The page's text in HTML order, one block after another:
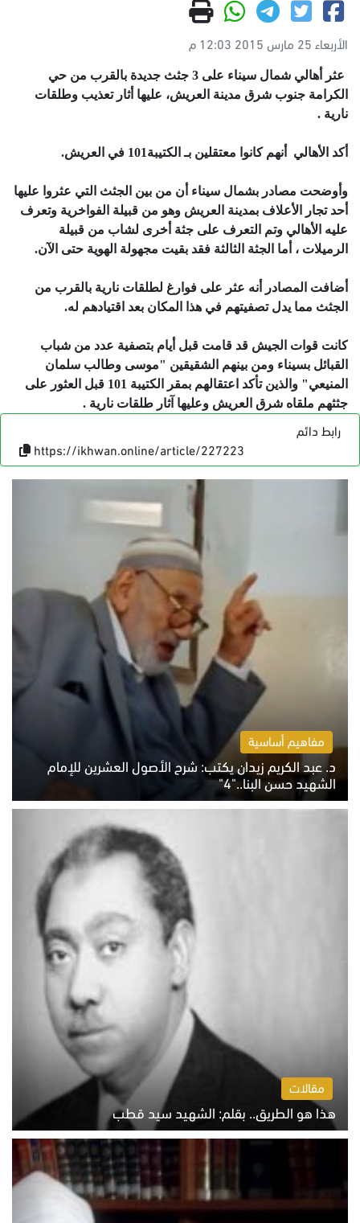
الأربعاء 25 مارس 2015 12:03 م
عثر أهالي شمال ‏سيناء على 3 جثث جديدة بالقرب من حي
الكرامة جنوب شرق مدينة ‫‏العريش، عليها أثار تعذيب وطلقات
نارية .
أكد الأهالي أنهم كانوا معتقلين بـ ‫‏الكتيبة101 في العريش.
وأوضحت مصادر بشمال سيناء أن من بين الجثث التي عثروا عليها
أحد تجار الأعلاف بمدينة العريش وهو من قبيلة الفواخرية وتعرف
عليه الأهالي وتم التعرف على جثة أخرى لشاب من قبيلة
الرميلات ، أما الجثة الثالثة فقد بقيت مجهولة الهوية حتى الآن.
أضافت المصادر أنه عثر على فوارغ لطلقات نارية بالقرب من
الجثث مما يدل تصفيتهم في هذا المكان بعد اقتيادهم له.
كانت قوات الجيش قد قامت قبل أيام بتصفية عدد من شباب
القبائل بسيناء ومن بينهم الشقيقين "موسى وطالب سلمان
المنيعي" والذين تأكد اعتقالهم بمقر الكتيبة 101 قبل العثور على
جثثهم ملقاه شرق العريش وعليها آثار طلقات نارية .
رابط دائم
https://ikhwan.online/article/227223
مفاهيم أساسية
د. عبد الكريم زيدان يكتب: شرح الأصول العشرين للإمام
الشهيد حسن البنا.."4"
الخميس 6 أغسطس 2026 10:27 ص
مقالات
هذا هو الطريق.. بقلم: الشهيد سيد قطب
الخميس 6 أغسطس 2026 10:52 ص